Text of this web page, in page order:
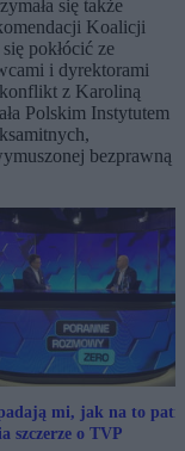
się także
Koalicji
pokłócić ze
i dyrektorami
konflikt z Karoliną
Polskim Instytutem
bezprawną
mi, jak na to
szczerze o TVP